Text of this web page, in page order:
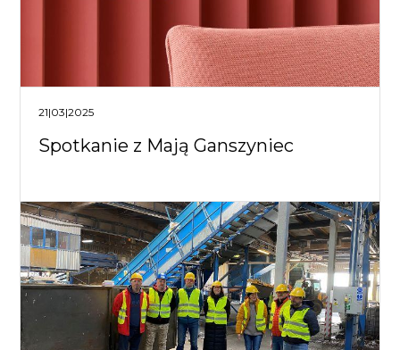
21|03|2025
Spotkanie z Mają Ganszyniec